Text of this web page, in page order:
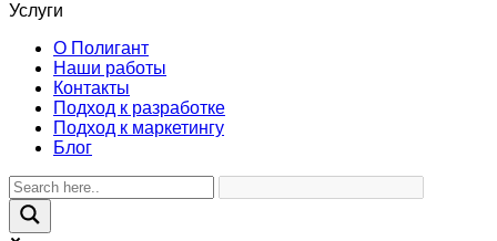
Услуги
О Полигант
Наши работы
Контакты
Подход к разработке
Подход к маркетингу
Блог